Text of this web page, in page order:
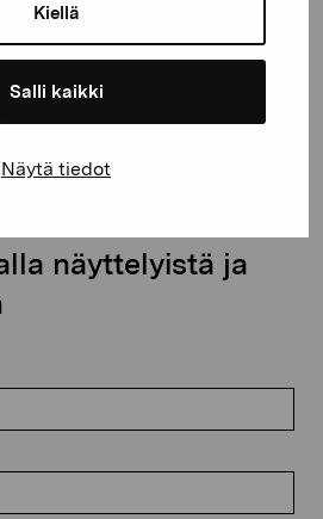
Kiellä
Salli kaikki
Näytä tiedot
näyttelyistä ja